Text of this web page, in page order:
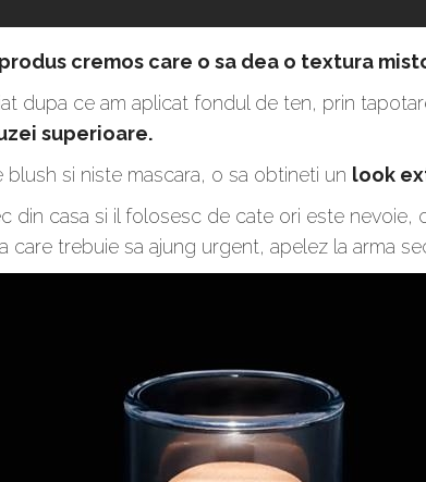
produs cremos care o sa dea o textura
dupa ce am aplicat fondul de ten, prin
superioare.
si niste mascara, o sa obtineti un look
din casa si il folosesc de cate ori este
care trebuie sa ajung urgent, apelez la arma